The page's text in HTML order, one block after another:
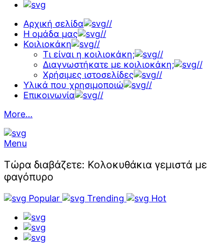
Αρχική σελίδα
//
Η ομάδα μας
//
Κοιλιοκάκη
//
Τι είναι η κοιλιοκάκη;
//
Διαγνωστήκατε με κοιλιοκάκη;
//
Χρήσιμες ιστοσελίδες
//
Υλικά που χρησιμοποιώ
//
Επικοινωνία
//
More...
Menu
Τώρα διαβάζετε: Κολοκυθάκια γεμιστά με
φαγόπυρο
Popular Trending Hot